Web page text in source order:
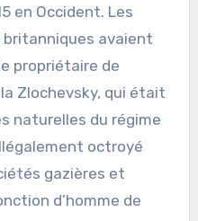
en Occident. Les
avaient
propriétaire de
Zlochevsky, qui était
naturelles du régime
octroyé
gazières et
d’homme de